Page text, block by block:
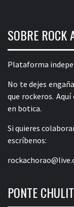
SOBRE ROCK
Plataforma
No te dejes
que rockeros.
en botica.
Si quieres
escríbenos:
PONTE